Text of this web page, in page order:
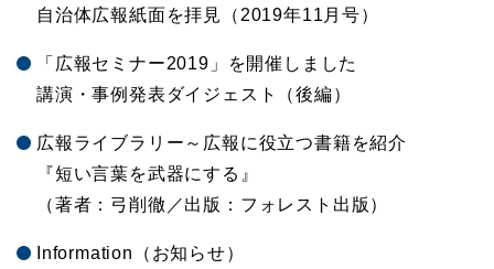
自治体広報紙面を拝見（2019年11月号）
「広報セミナー2019」を開催しました
講演・事例発表ダイジェスト（後編）
広報ライブラリー～広報に役立つ書籍を紹介
『短い言葉を武器にする』
（著者：弓削徹／出版：フォレスト出版）
Information（お知らせ）